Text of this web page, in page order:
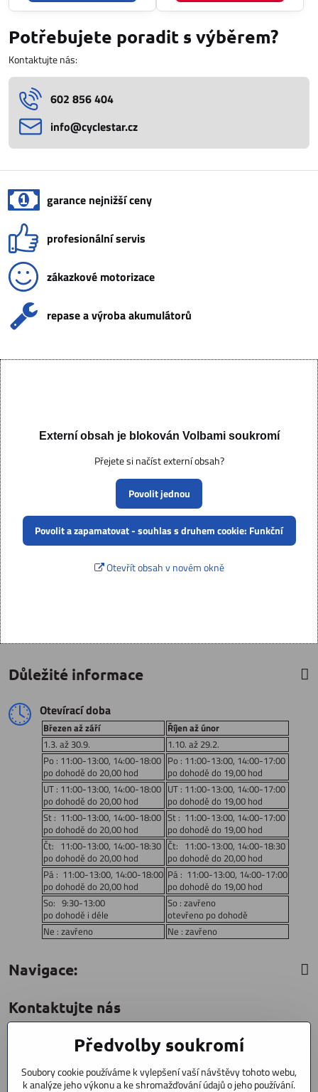
Potřebujete poradit s výběrem?
Kontaktujte nás:
602 856 404
info​@cyclestar​.cz
garance nejnižší ceny
profesionální servis
zákazkové motorizace
repase a výroba akumulátorů
Externí obsah je blokován Volbami soukromí
Přejete si načíst externí obsah?
Povolit jednou
Povolit a zapamatovat - souhlas s druhem cookie: Funkční
Otevřít obsah v novém okně
Důležité informace
Otevírací doba
Březen až září
Říjen až únor
1.3. až 30.9.
1.10. až 29.2.
Po : 11:00-13:00, 14:00-18:00
po dohodě do 20,00 hod
Po : 11:00-13:00, 14:00-17:00
po dohodě do 19,00 hod
UT : 11:00-13:00, 14:00-18:00
po dohodě do 20,00 hod
UT : 11:00-13:00, 14:00-17:00
po dohodě do 19,00 hod
St : 11:00-13:00, 14:00-18:00
po dohodě do 20,00 hod
St : 11:00-13:00, 14:00-17:00
po dohodě do 19,00 hod
Čt: 11:00-13:00, 14:00-18:30
po dohodě do 20,00 hod
Čt: 11:00-13:00, 14:00-18:30
po dohodě do 20,00 hod
Pá : 11:00-13:00, 14:00-18:00
po dohodě do 20,00 hod
Pá : 11:00-13:00, 14:00-17:00
po dohodě do 19,00 hod
So: 9:30-13:00
po dohodě i déle
So : zavřeno
otevřeno po dohodě
Ne : zavřeno
Ne : zavřeno
Navigace:
Kontaktujte nás
CYCLESTAR s​.r​.o​.
Praha 5 Radotín
153 00
Předvolby soukromí
Soubory cookie používáme k vylepšení vaší návštěvy tohoto webu,
k analýze jeho výkonu a ke shromažďování údajů o jeho používání.